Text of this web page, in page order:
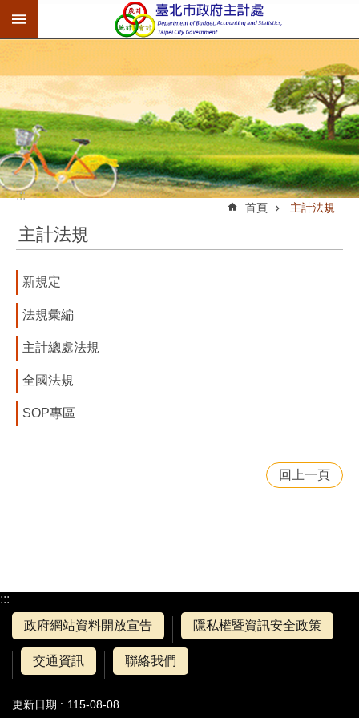
跳到主要內容區塊
:::
首頁 主計法規
主計法規
新規定
法規彙編
主計總處法規
全國法規
SOP專區
回上一頁
:::
政府網站資料開放宣告
隱私權暨資訊安全政策
交通資訊 聯絡我們
更新日期 115-08-08